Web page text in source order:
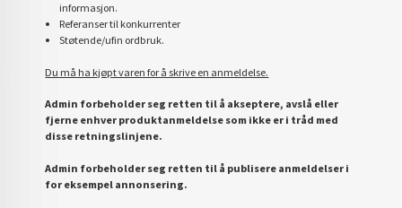
informasjon.
Referanser til konkurrenter
Støtende/ufin ordbruk.
Du må ha kjøpt varen for å skrive en anmeldelse.
Admin forbeholder seg retten til å akseptere, avslå eller
fjerne enhver produktanmeldelse som ikke er i tråd med
disse retningslinjene.
Admin forbeholder seg retten til å publisere anmeldelser i
for eksempel annonsering.